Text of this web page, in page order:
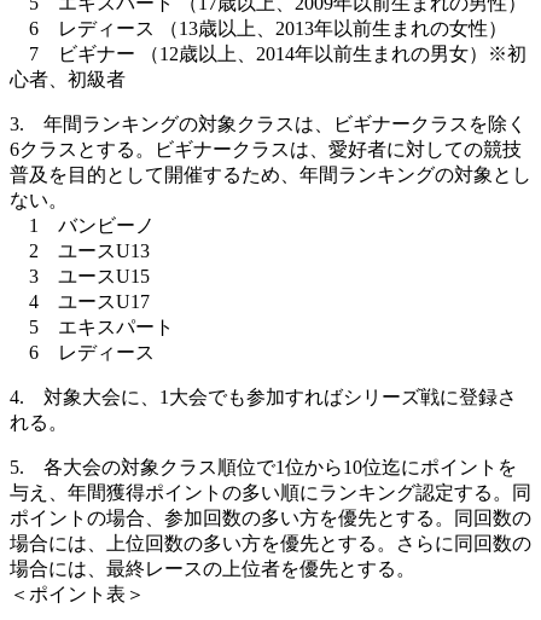
6 レディース （13歳以上、2013年以前生まれの女性）
7 ビギナー （12歳以上、2014年以前生まれの男女）※初
心者、初級者
3. 年間ランキングの対象クラスは、ビギナークラスを除く
6クラスとする。ビギナークラスは、愛好者に対しての競技
普及を目的として開催するため、年間ランキングの対象とし
ない。
1 バンビーノ
2 ユースU13
3 ユースU15
4 ユースU17
5 エキスパート
6 レディース
4. 対象大会に、1大会でも参加すればシリーズ戦に登録さ
れる。
5. 各大会の対象クラス順位で1位から10位迄にポイントを
与え、年間獲得ポイントの多い順にランキング認定する。同
ポイントの場合、参加回数の多い方を優先とする。同回数の
場合には、上位回数の多い方を優先とする。さらに同回数の
場合には、最終レースの上位者を優先とする。
＜ポイント表＞